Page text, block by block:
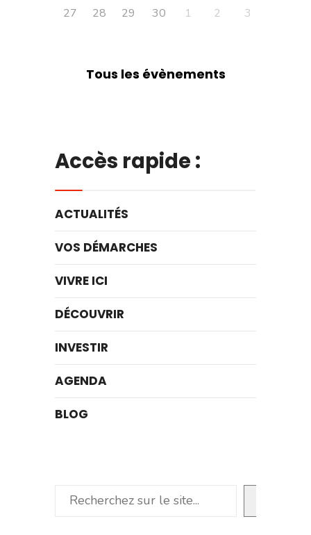
27
28 29 30 1 2 3
Tous les évènements
Accès rapide :
ACTUALITÉS
VOS DÉMARCHES
VIVRE ICI
DÉCOUVRIR
INVESTIR
AGENDA
BLOG
Rechercher